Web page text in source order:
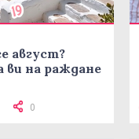
август?
на ражданe
0